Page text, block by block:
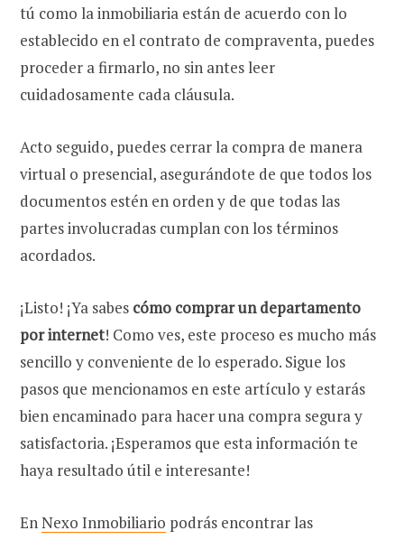
tú como la inmobiliaria están de acuerdo con lo
establecido en el contrato de compraventa, puedes
proceder a firmarlo, no sin antes leer
cuidadosamente cada cláusula.
Acto seguido, puedes cerrar la compra de manera
virtual o presencial, asegurándote de que todos los
documentos estén en orden y de que todas las
partes involucradas cumplan con los términos
acordados.
¡Listo! ¡Ya sabes cómo comprar un departamento
por internet! Como ves, este proceso es mucho más
sencillo y conveniente de lo esperado. Sigue los
pasos que mencionamos en este artículo y estarás
bien encaminado para hacer una compra segura y
satisfactoria. ¡Esperamos que esta información te
haya resultado útil e interesante!
EnNexo Inmobiliario podrás encontrar las